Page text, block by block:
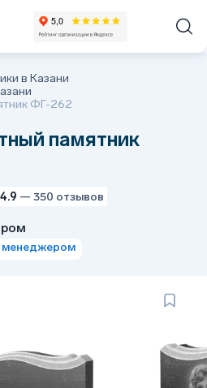
в Казани
ФГ-262
памятник
4.9 — 350 отзывов
менеджером